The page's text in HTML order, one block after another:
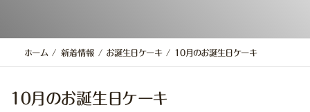
ホーム 新着情報 お誕生日ケーキ １０月のお誕生日ケーキ
１０月のお誕生日ケーキ